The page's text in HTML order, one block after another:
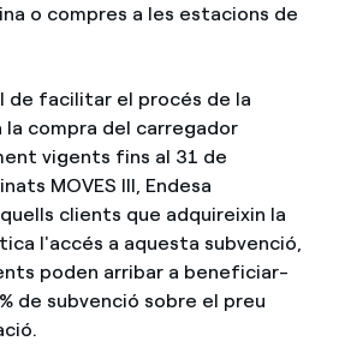
o compres a les estacions de
de facilitar el procés de la
compra del carregador
vigents fins al 31 de
MOVES III, Endesa
clients que adquireixin la
l'accés a aquesta subvenció,
poden arribar a beneficiar-
de subvenció sobre el preu